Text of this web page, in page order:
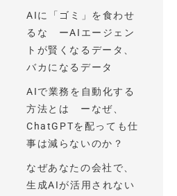
AIに「ゴミ」を食わせ
るな ーAIエージェン
トが賢くなるデータ、
バカになるデータ
AIで業務を自動化する
方法とは ーなぜ、
ChatGPTを配っても仕
事は減らないのか？
なぜあなたの会社で、
生成AIが活用されない